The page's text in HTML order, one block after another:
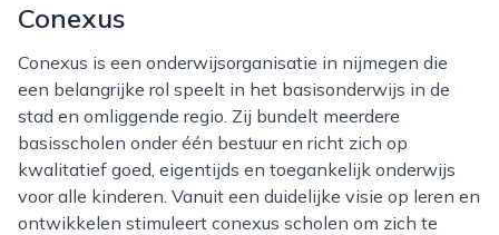
Conexus
Conexus is een onderwijsorganisatie in nijmegen die
een belangrijke rol speelt in het basisonderwijs in de
stad en omliggende regio. Zij bundelt meerdere
basisscholen onder één bestuur en richt zich op
kwalitatief goed, eigentijds en toegankelijk onderwijs
voor alle kinderen. Vanuit een duidelijke visie op leren en
ontwikkelen stimuleert conexus scholen om zich te